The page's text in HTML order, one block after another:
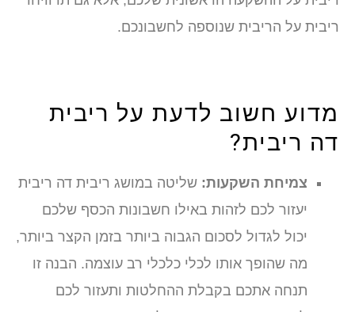
על הריבית שנוספה לחשבונכם.
חשוב לדעת על ריבית
ריבית?
צמיחת השקעות:שליטה במושג ריבית דה ריבית
יעזור לכם לזהות באילו חשבונות הכסף שלכם
יכול לגדול לסכום הגבוה ביותר בזמן הקצר ביותר,
מה שהופך אותו לכלי כלכלי רב עוצמה. הבנה זו
תנחה אתכם בקבלת ההחלטות ותעזור לכם